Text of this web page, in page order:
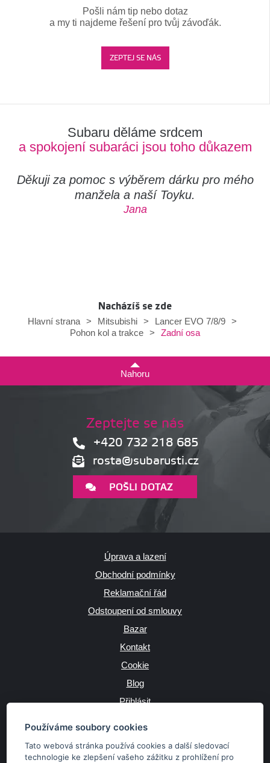
Používáme soubory cookies
Tato webová stránka používá cookies a další sledovací
technologie ke zlepšení vašeho zážitku z prohlížení pro
Pošli nám tip nebo dotaz
a my ti najdeme řešení pro tvůj závoďák.
ZEPTEJ SE NÁS
Subaru děláme srdcem
a spokojení subaráci jsou toho důkazem
Děkuji za pomoc s výběrem dárku pro mého
manžela a naší Toyku.
Jana
Nacházíš se zde
Hlavní strana
> Mitsubishi > Lancer EVO 7/8/9
>
Pohon kol a trakce > Zadní osa
Nahoru
Zeptejte se nás
+420 732 218 685
rosta@subarusti.cz
POŠLI DOTAZ
Úprava a lazení
Obchodní podmínky
Reklamační řád
Odstoupení od smlouvy
Bazar
Kontakt
Cookie
Blog
Přihlásit